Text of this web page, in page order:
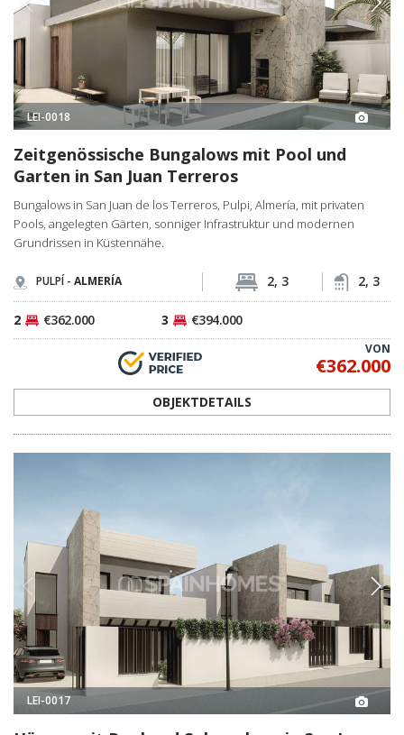
LEI-0018
Zeitgenössische Bungalows mit Pool und
Garten in San Juan Terreros
Bungalows in San Juan de los Terreros, Pulpi, Almería, mit privaten
Pools, angelegten Gärten, sonniger Infrastruktur und modernen
Grundrissen in Küstennähe.
PULPÍ - ALMERÍA 2, 3 2, 3
2 €362.000 3 €394.000
VON
€362.000
OBJEKTDETAILS
LEI-0017